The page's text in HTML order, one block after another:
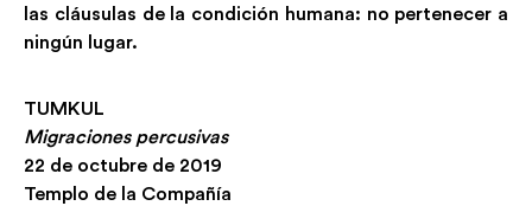
las cláusulas de la condición humana: no pertenecer a
ningún lugar.
TUMKUL
Migraciones percusivas
22 de octubre de 2019
Templo de la Compañía